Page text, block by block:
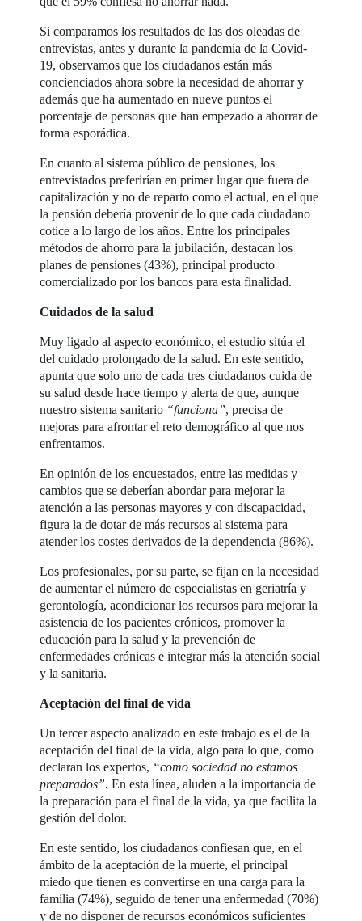
Si comparamos los resultados de las dos oleadas de
entrevistas, antes y durante la pandemia de la Covid-
19, observamos que los ciudadanos están más
concienciados ahora sobre la necesidad de ahorrar y
además que ha aumentado en nueve puntos el
porcentaje de personas que han empezado a ahorrar de
forma esporádica.
En cuanto al sistema público de pensiones, los
entrevistados preferirían en primer lugar que fuera de
capitalización y no de reparto como el actual, en el que
la pensión debería provenir de lo que cada ciudadano
cotice a lo largo de los años. Entre los principales
métodos de ahorro para la jubilación, destacan los
planes de pensiones (43%), principal producto
comercializado por los bancos para esta finalidad.
Cuidados de la salud
Muy ligado al aspecto económico, el estudio sitúa el
del cuidado prolongado de la salud. En este sentido,
apunta quesolo uno de cada tres ciudadanos cuida de
su salud desde hace tiempo y alerta de que, aunque
nuestro sistema sanitario “funciona”, precisa de
mejoras para afrontar el reto demográfico al que nos
enfrentamos.
En opinión de los encuestados, entre las medidas y
cambios que se deberían abordar para mejorar la
atención a las personas mayores y con discapacidad,
figura la de dotar de más recursos al sistema para
atender los costes derivados de la dependencia (86%).
Los profesionales, por su parte, se fijan en la necesidad
de aumentar el número de especialistas en geriatría y
gerontología, acondicionar los recursos para mejorar la
asistencia de los pacientes crónicos, promover la
educación para la salud y la prevención de
enfermedades crónicas e integrar más la atención social
y la sanitaria.
Aceptación del final de vida
Un tercer aspecto analizado en este trabajo es el de la
aceptación del final de la vida, algo para lo que, como
declaran los expertos, “como sociedad no estamos
preparados”. En esta línea, aluden a la importancia de
la preparación para el final de la vida, ya que facilita la
gestión del dolor.
En este sentido, los ciudadanos confiesan que, en el
ámbito de la aceptación de la muerte, el principal
miedo que tienen es convertirse en una carga para la
familia (74%), seguido de tener una enfermedad (70%)
y de no disponer de recursos económicos suficientes